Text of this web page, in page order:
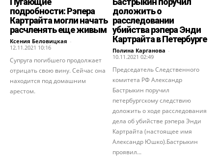
подробности: Рэпера
Картрайта могли начать
расчленять еще живым
Ксения Беловицкая -
12.11.2021 10:16
Супруга погибшего продолжает
отрицать свою вину. Сейчас она
находится под домашним
арестом.
доложить о
расследовании
убийства рэпера Энди
Картрайта в Петербурге
Полина Карганова -
10.11.2021 02:49
Председатель Следственного
комитета РФ Александр
Бастрыкин поручил
петербургскому следствию
доложить о ходе расследования
дела об убийстве рэпера Энди
Картрайта (настоящее имя
Александр Юшко).Бастрыкин
проявил...